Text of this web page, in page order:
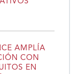
AMPLÍA
CON
EN